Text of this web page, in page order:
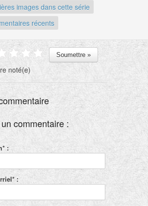
images dans cette série
récents
noté(e)
commentaire :
:
: